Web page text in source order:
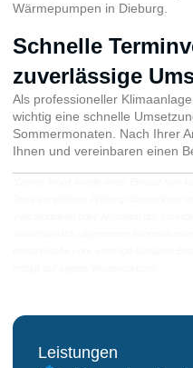
Wärmepumpen in Dieburg.
Schnelle
zuverlässige
Als professioneller
wichtig eine schnelle
Sommermonaten. Nach Ihrer
Ihnen und vereinbaren einen
Leistungen